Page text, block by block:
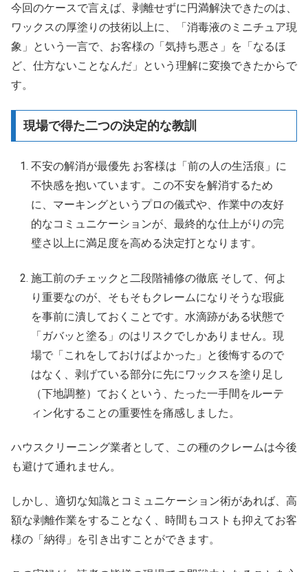
今回のケースで言えば、剥離せずに円満解決できたのは、
ワックスの厚塗りの技術以上に、「消毒液のミニチュア現
象」という一言で、お客様の「気持ち悪さ」を「なるほ
ど、仕方ないことなんだ」という理解に変換できたからで
す。
現場で得た二つの決定的な教訓
不安の解消が最優先 お客様は「前の人の生活痕」に
不快感を抱いています。この不安を解消するため
に、マーキングというプロの儀式や、作業中の友好
的なコミュニケーションが、最終的な仕上がりの完
璧さ以上に満足度を高める決定打となります。
施工前のチェックと二段階補修の徹底 そして、何よ
り重要なのが、そもそもクレームになりそうな瑕疵
を事前に潰しておくことです。水滴跡がある状態で
「ガバッと塗る」のはリスクでしかありません。現
場で「これをしておけばよかった」と後悔するので
はなく、剥げている部分に先にワックスを塗り足し
（下地調整）ておくという、たった一手間をルーテ
ィン化することの重要性を痛感しました。
ハウスクリーニング業者として、この種のクレームは今後
も避けて通れません。
しかし、適切な知識とコミュニケーション術があれば、高
額な剥離作業をすることなく、時間もコストも抑えてお客
様の「納得」を引き出すことができます。